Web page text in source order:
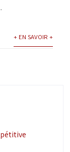
+ EN SAVOIR +